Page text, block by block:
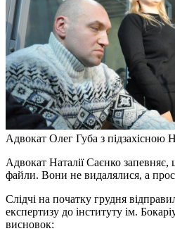
Адвокат Олег Губа з підзахісною
Адвокат Наталії Саєнко запевняє,
файли. Вони не видалялися, а
Слідчі на початку грудня
експертизу до інституту ім.
висновок: